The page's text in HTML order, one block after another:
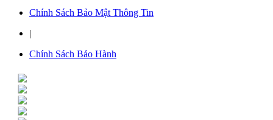
Chính Sách Bảo Mật Thông Tin
|
Chính Sách Bảo Hành